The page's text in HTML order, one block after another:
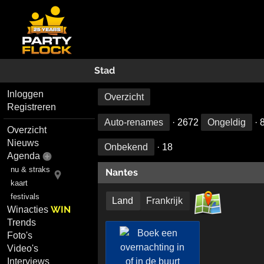
Stad
Inloggen
Registreren
Overzicht
Nieuws
Agenda
nu & straks
kaart
festivals
WinactiesWIN
Trends
Foto's
Video's
Interviews
Overzicht
Auto-renames · 2672 Ongeldig ·
Onbekend · 18
Nantes
Land Frankrijk